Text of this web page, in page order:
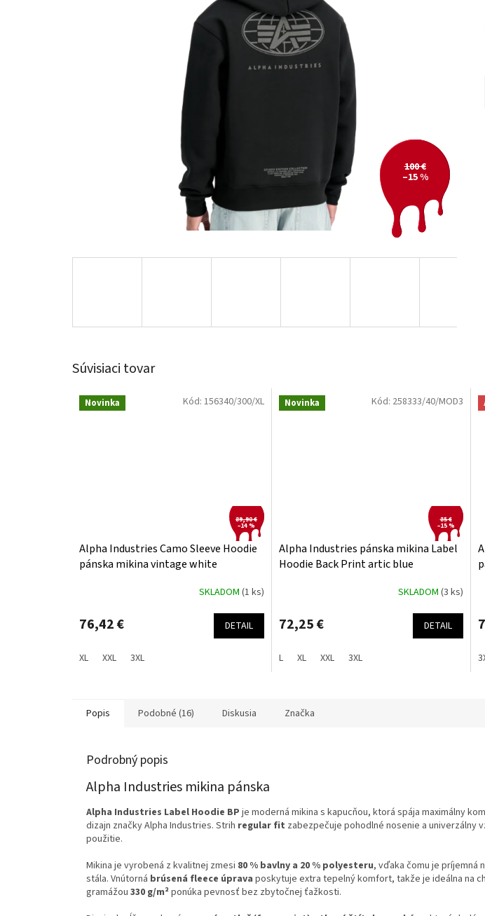
100 €
–15 %
Súvisiaci tovar
Novinka
89,90 €
–14 %
Alpha Industries Camo Sleeve Hoodie
pánska mikina vintage white
SKLADOM (1 ks)
76,42 € DETAIL
XL XXL 3XL
Kód: 156340/300/XL Novinka
85 €
–15 %
Alpha Industries pánska mikina Label
Hoodie Back Print artic blue
SKLADOM (3 ks)
72,25 € DETAIL
L XL XXL 3XL
Kód: 258333/40/MOD3
Popis Podobné (16) Diskusia Značka
Podrobný popis
Alpha Industries mikina pánska
Alpha Industries Label Hoodie BP je moderná mikina s kapucňou, ktorá spája maximálny
dizajn značky Alpha Industries. Strih regular fit zabezpečuje pohodlné nosenie a univerzálny
použitie.
Mikina je vyrobená z kvalitnej zmesi 80 % bavlny a 20 % polyesteru, vďaka čomu je príjemná
stála. Vnútorná brúsená fleece úprava poskytuje extra tepelný komfort, takže je ideálna na
gramážou 330 g/m²ponúka pevnosť bez zbytočnej ťažkosti.